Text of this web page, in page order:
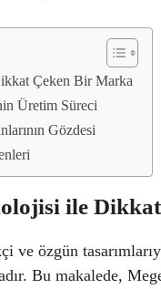
Çeken Bir Marka
Üretim Süreci
Gözdesi
ile
ve özgün
Bu makalede,